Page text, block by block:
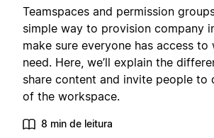
Teamspaces and permission
simple way to provision company
make sure everyone has access to
need. Here, we’ll explain the
share content and invite people to
of the workspace.
8 min de leitura